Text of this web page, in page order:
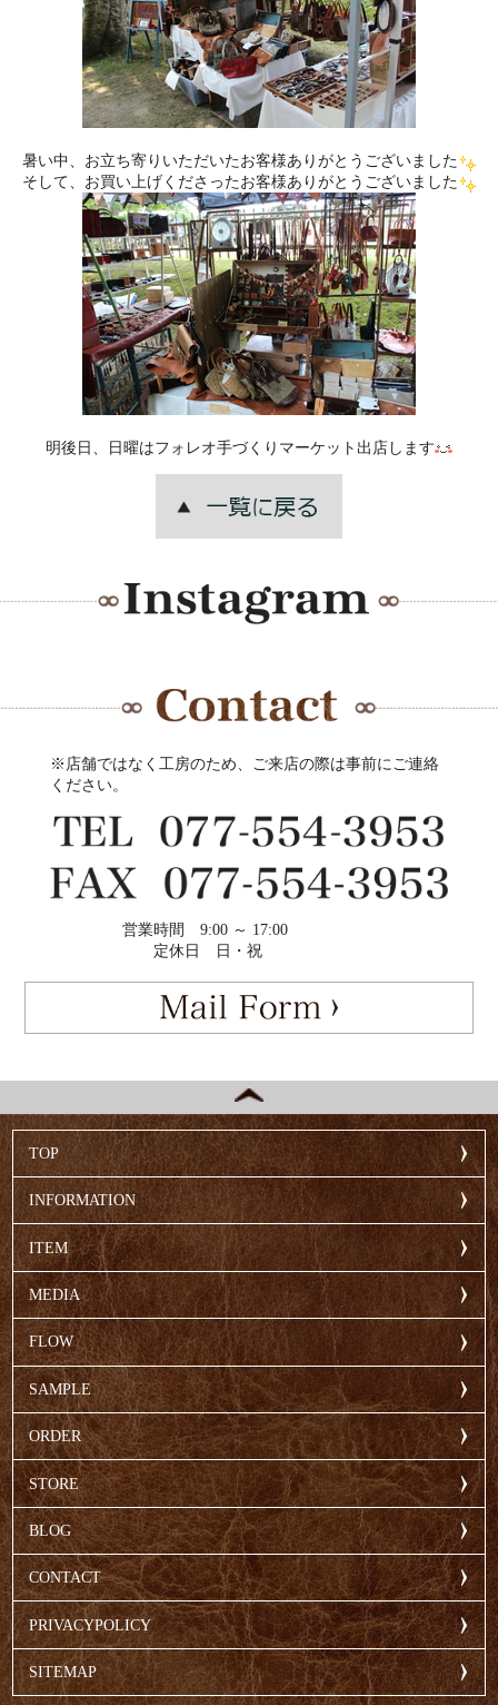
暑い中、お立ち寄りいただいたお客様ありがとうございました
そして、お買い上げくださったお客様ありがとうございました
明後日、日曜はフォレオ手づくりマーケット出店します
※店舗ではなく工房のため、ご来店の際は事前にご連絡
ください。
営業時間
9:00 ～ 17:00
定休日
日・祝
TOP
INFORMATION
ITEM
MEDIA
FLOW
SAMPLE
ORDER
STORE
BLOG
CONTACT
PRIVACYPOLICY
SITEMAP